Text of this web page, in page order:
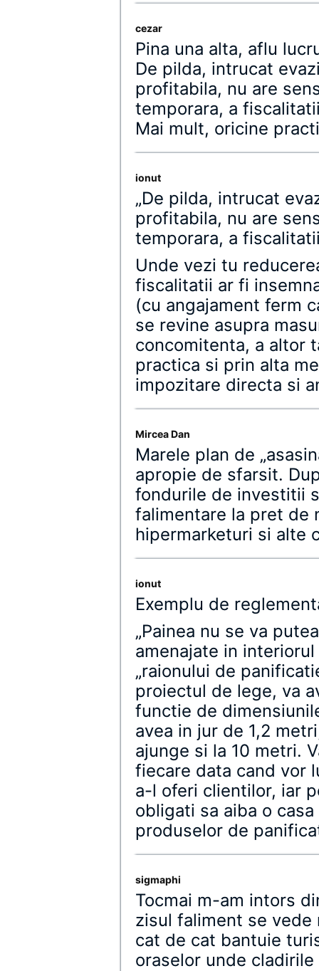
cezar
Pina una alta, aflu
De pilda, intrucat
profitabila, nu are
temporara, a
Mai mult, oricine
ionut
„De pilda, intrucat
profitabila, nu are
temporara, a
Unde vezi tu
fiscalitatii ar fi
(cu angajament ferm
se revine asupra
concomitenta, a altor
practica si prin alta
impozitare directa si
Mircea Dan
Marele plan de
apropie de sfarsit.
fondurile de investitii
falimentare la pret de
hipermarketuri si alte
ionut
Exemplu de
„Painea nu se va
amenajate in
„raionului de
proiectul de lege, va
functie de
avea in jur de 1,2
ajunge si la 10 metri.
fiecare data cand vor
a-l oferi clientilor, iar
obligati sa aiba o
produselor de
sigmaphi
Tocmai m-am intors
zisul faliment se
cat de cat bantuie
oraselor unde